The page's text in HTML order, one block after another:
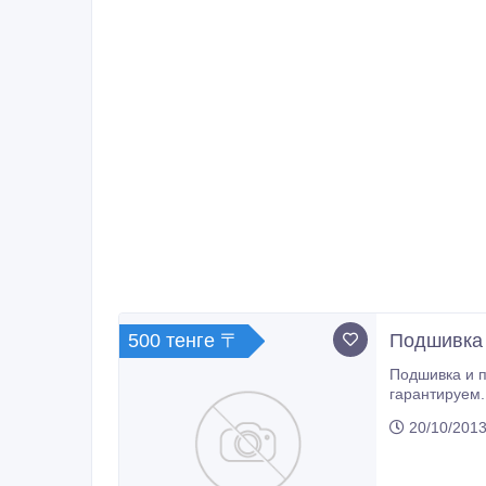
500 тенге 〒 Подшивка
Подшивка и
гарантируем. Наличный и безналичный расчет, с чеком. С выездом, у Вас на месте без выноса документов. ЦЕНА ОДНОЙ ПАПКИ
20/10/